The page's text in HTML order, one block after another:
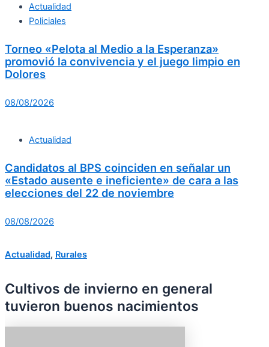
Actualidad
Policiales
Torneo «Pelota al Medio a la Esperanza»
promovió la convivencia y el juego limpio en
Dolores
08/08/2026
Actualidad
Candidatos al BPS coinciden en señalar un
«Estado ausente e ineficiente» de cara a las
elecciones del 22 de noviembre
08/08/2026
Actualidad, Rurales
Cultivos de invierno en general
tuvieron buenos nacimientos